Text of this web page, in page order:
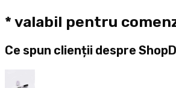
* valabil pentru
Ce spun clienții despre